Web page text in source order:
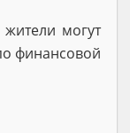
могут
финансовой